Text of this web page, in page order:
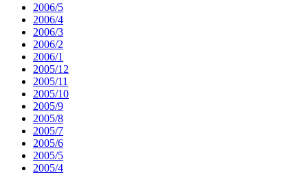
2006/5
2006/4
2006/3
2006/2
2006/1
2005/12
2005/11
2005/10
2005/9
2005/8
2005/7
2005/6
2005/5
2005/4